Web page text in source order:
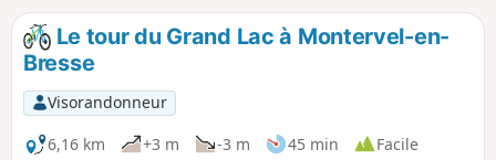
Le tour du Grand Lac à Montervel-en-
Bresse
Visorandonneur
6,16 km
+3 m -3 m 45 min
Facile